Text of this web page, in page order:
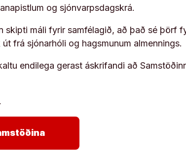
og sjónvarpsdagskrá.
skipti máli fyrir samfélagið, að það sé
frá sjónarhóli og hagsmunum almennings.
endilega gerast áskrifandi að